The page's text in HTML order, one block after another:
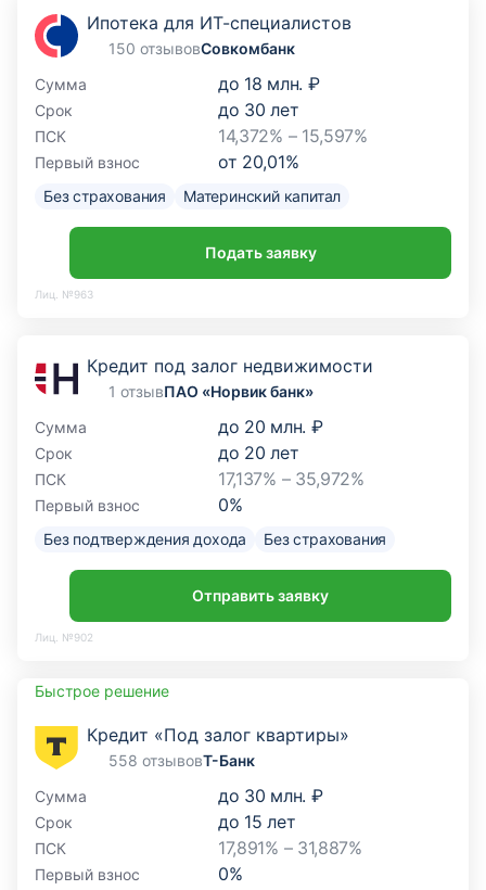
Ипотека для ИТ-специалистов
150 отзывовСовкомбанк
Сумма
до 18 млн. ₽
Срок до 30 лет
ПСК 14,372% – 15,597%
Первый взнос от 20,01%
Без страхования Материнский капитал
Подать заявку
Лиц. №963
Кредит под залог недвижимости
1 отзывПАО «Норвик банк»
Сумма
до 20 млн. ₽
Срок до 20 лет
ПСК 17,137% – 35,972%
Первый взнос 0%
Без подтверждения дохода Без страхования
Отправить заявку
Лиц. №902
Быстрое решение
Кредит «Под залог квартиры»
558 отзывовТ-Банк
Сумма
до 30 млн. ₽
Срок до 15 лет
ПСК 17,891% – 31,887%
Первый взнос 0%